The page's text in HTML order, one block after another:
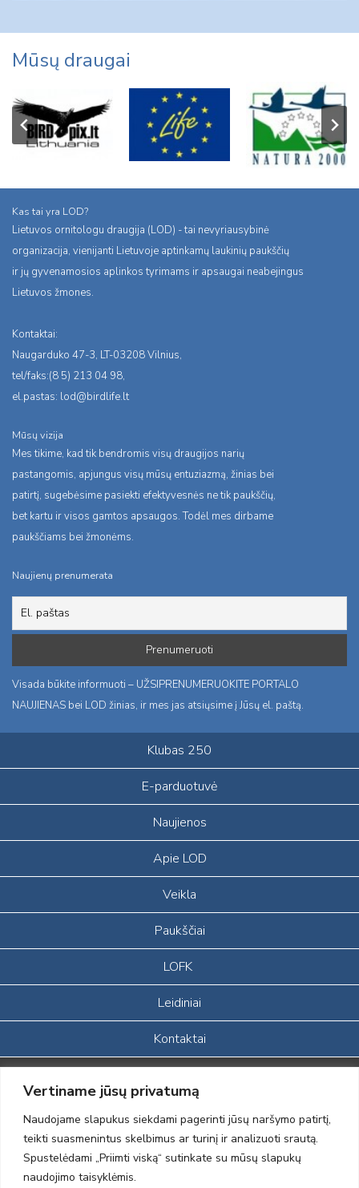
Vertiname jūsų privatumą
Naudojame slapukus siekdami pagerinti jūsų naršymo patirtį,
teikti suasmenintus skelbimus ar turinį ir analizuoti srautą.
Spustelėdami „Priimti viską“ sutinkate su mūsų slapukų
naudojimo taisyklėmis.
Mūsų draugai
Kas tai yra LOD?
Lietuvos ornitologu draugija (LOD) - tai nevyriausybinė
organizacija, vienijanti Lietuvoje aptinkamų laukinių paukščių
ir jų gyvenamosios aplinkos tyrimams ir apsaugai neabejingus
Lietuvos žmones.
Kontaktai:
Naugarduko 47-3, LT-03208 Vilnius,
tel/faks:(8 5) 213 04 98,
el.pastas: lod@birdlife.lt
Mūsų vizija
Mes tikime, kad tik bendromis visų draugijos narių
pastangomis, apjungus visų mūsų entuziazmą, žinias bei
patirtį, sugebėsime pasiekti efektyvesnės ne tik paukščių,
bet kartu ir visos gamtos apsaugos. Todėl mes dirbame
paukščiams bei žmonėms.
Naujienų prenumerata
Visada būkite informuoti – UŽSIPRENUMERUOKITE PORTALO
NAUJIENAS bei LOD žinias, ir mes jas atsiųsime į Jūsų el. paštą.
Klubas 250
E-parduotuvė
Naujienos
Apie LOD
Veikla
Paukščiai
LOFK
Leidiniai
Kontaktai
Portalas sukurtas įgyvendinant Lietuvos Respublikos, Europos
ekonominės erdvės ir Norvegijos finansinių mechanizmų iš dalies
finansuojamą paprojektį
„LOD visuomeninės /gamtosauginės veiklos sustiprinimas ir įvaizdžio
formavimas įtraukiant visuomenę į aplinkosauginių tyrimų veiklą“
(paprojekčio
įgyvendinimo sutarties numeris 2004-LT0008-NVO-1EEE/NOR-02-